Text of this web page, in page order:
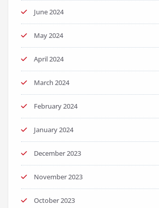
June 2024
May 2024
April 2024
March 2024
February 2024
January 2024
December 2023
November 2023
October 2023